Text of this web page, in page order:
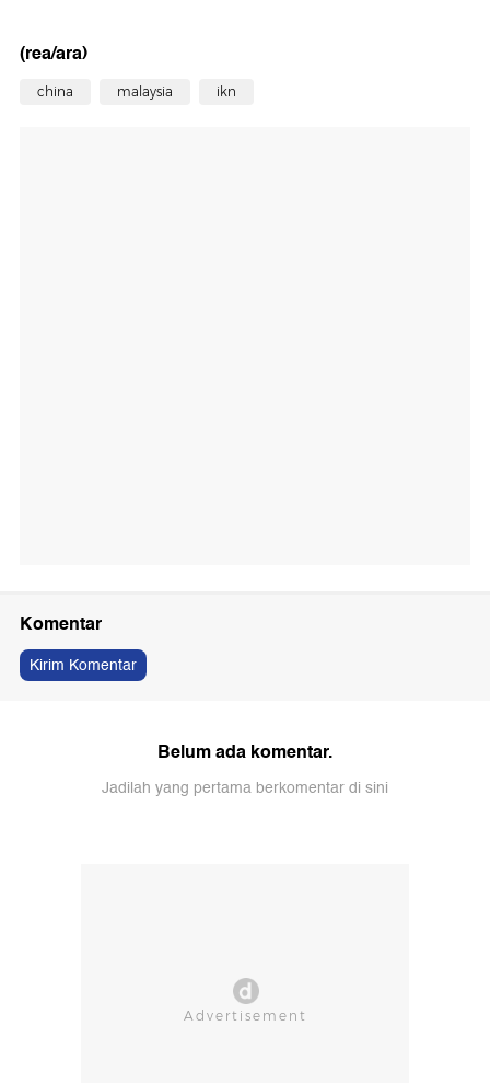
(rea/ara)
china malaysia ikn
Komentar
Kirim Komentar
Belum ada komentar.
Jadilah yang pertama berkomentar di sini